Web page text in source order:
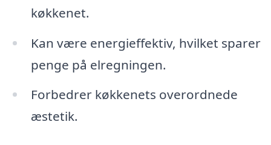
køkkenet.
Kan være energieffektiv, hvilket sparer
penge på elregningen.
Forbedrer køkkenets overordnede
æstetik.